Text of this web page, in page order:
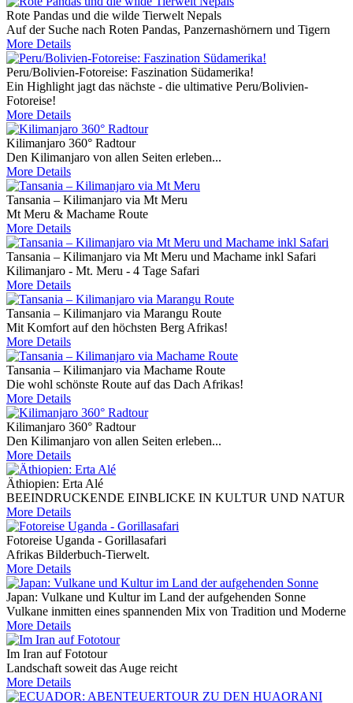
Rote Pandas und die wilde Tierwelt Nepals
Auf der Suche nach Roten Pandas, Panzernashörnern und Tigern
More Details
Peru/Bolivien-Fotoreise: Faszination Südamerika!
Ein Highlight jagt das nächste - die ultimative Peru/Bolivien-
Fotoreise!
More Details
Kilimanjaro 360° Radtour
Den Kilimanjaro von allen Seiten erleben...
More Details
Tansania – Kilimanjaro via Mt Meru
Mt Meru & Machame Route
More Details
Tansania – Kilimanjaro via Mt Meru und Machame inkl Safari
Kilimanjaro - Mt. Meru - 4 Tage Safari
More Details
Tansania – Kilimanjaro via Marangu Route
Mit Komfort auf den höchsten Berg Afrikas!
More Details
Tansania – Kilimanjaro via Machame Route
Die wohl schönste Route auf das Dach Afrikas!
More Details
Kilimanjaro 360° Radtour
Den Kilimanjaro von allen Seiten erleben...
More Details
Äthiopien: Erta Alé
BEEINDRUCKENDE EINBLICKE IN KULTUR UND NATUR
More Details
Fotoreise Uganda - Gorillasafari
Afrikas Bilderbuch-Tierwelt.
More Details
Japan: Vulkane und Kultur im Land der aufgehenden Sonne
Vulkane inmitten eines spannenden Mix von Tradition und Moderne
More Details
Im Iran auf Fototour
Landschaft soweit das Auge reicht
More Details